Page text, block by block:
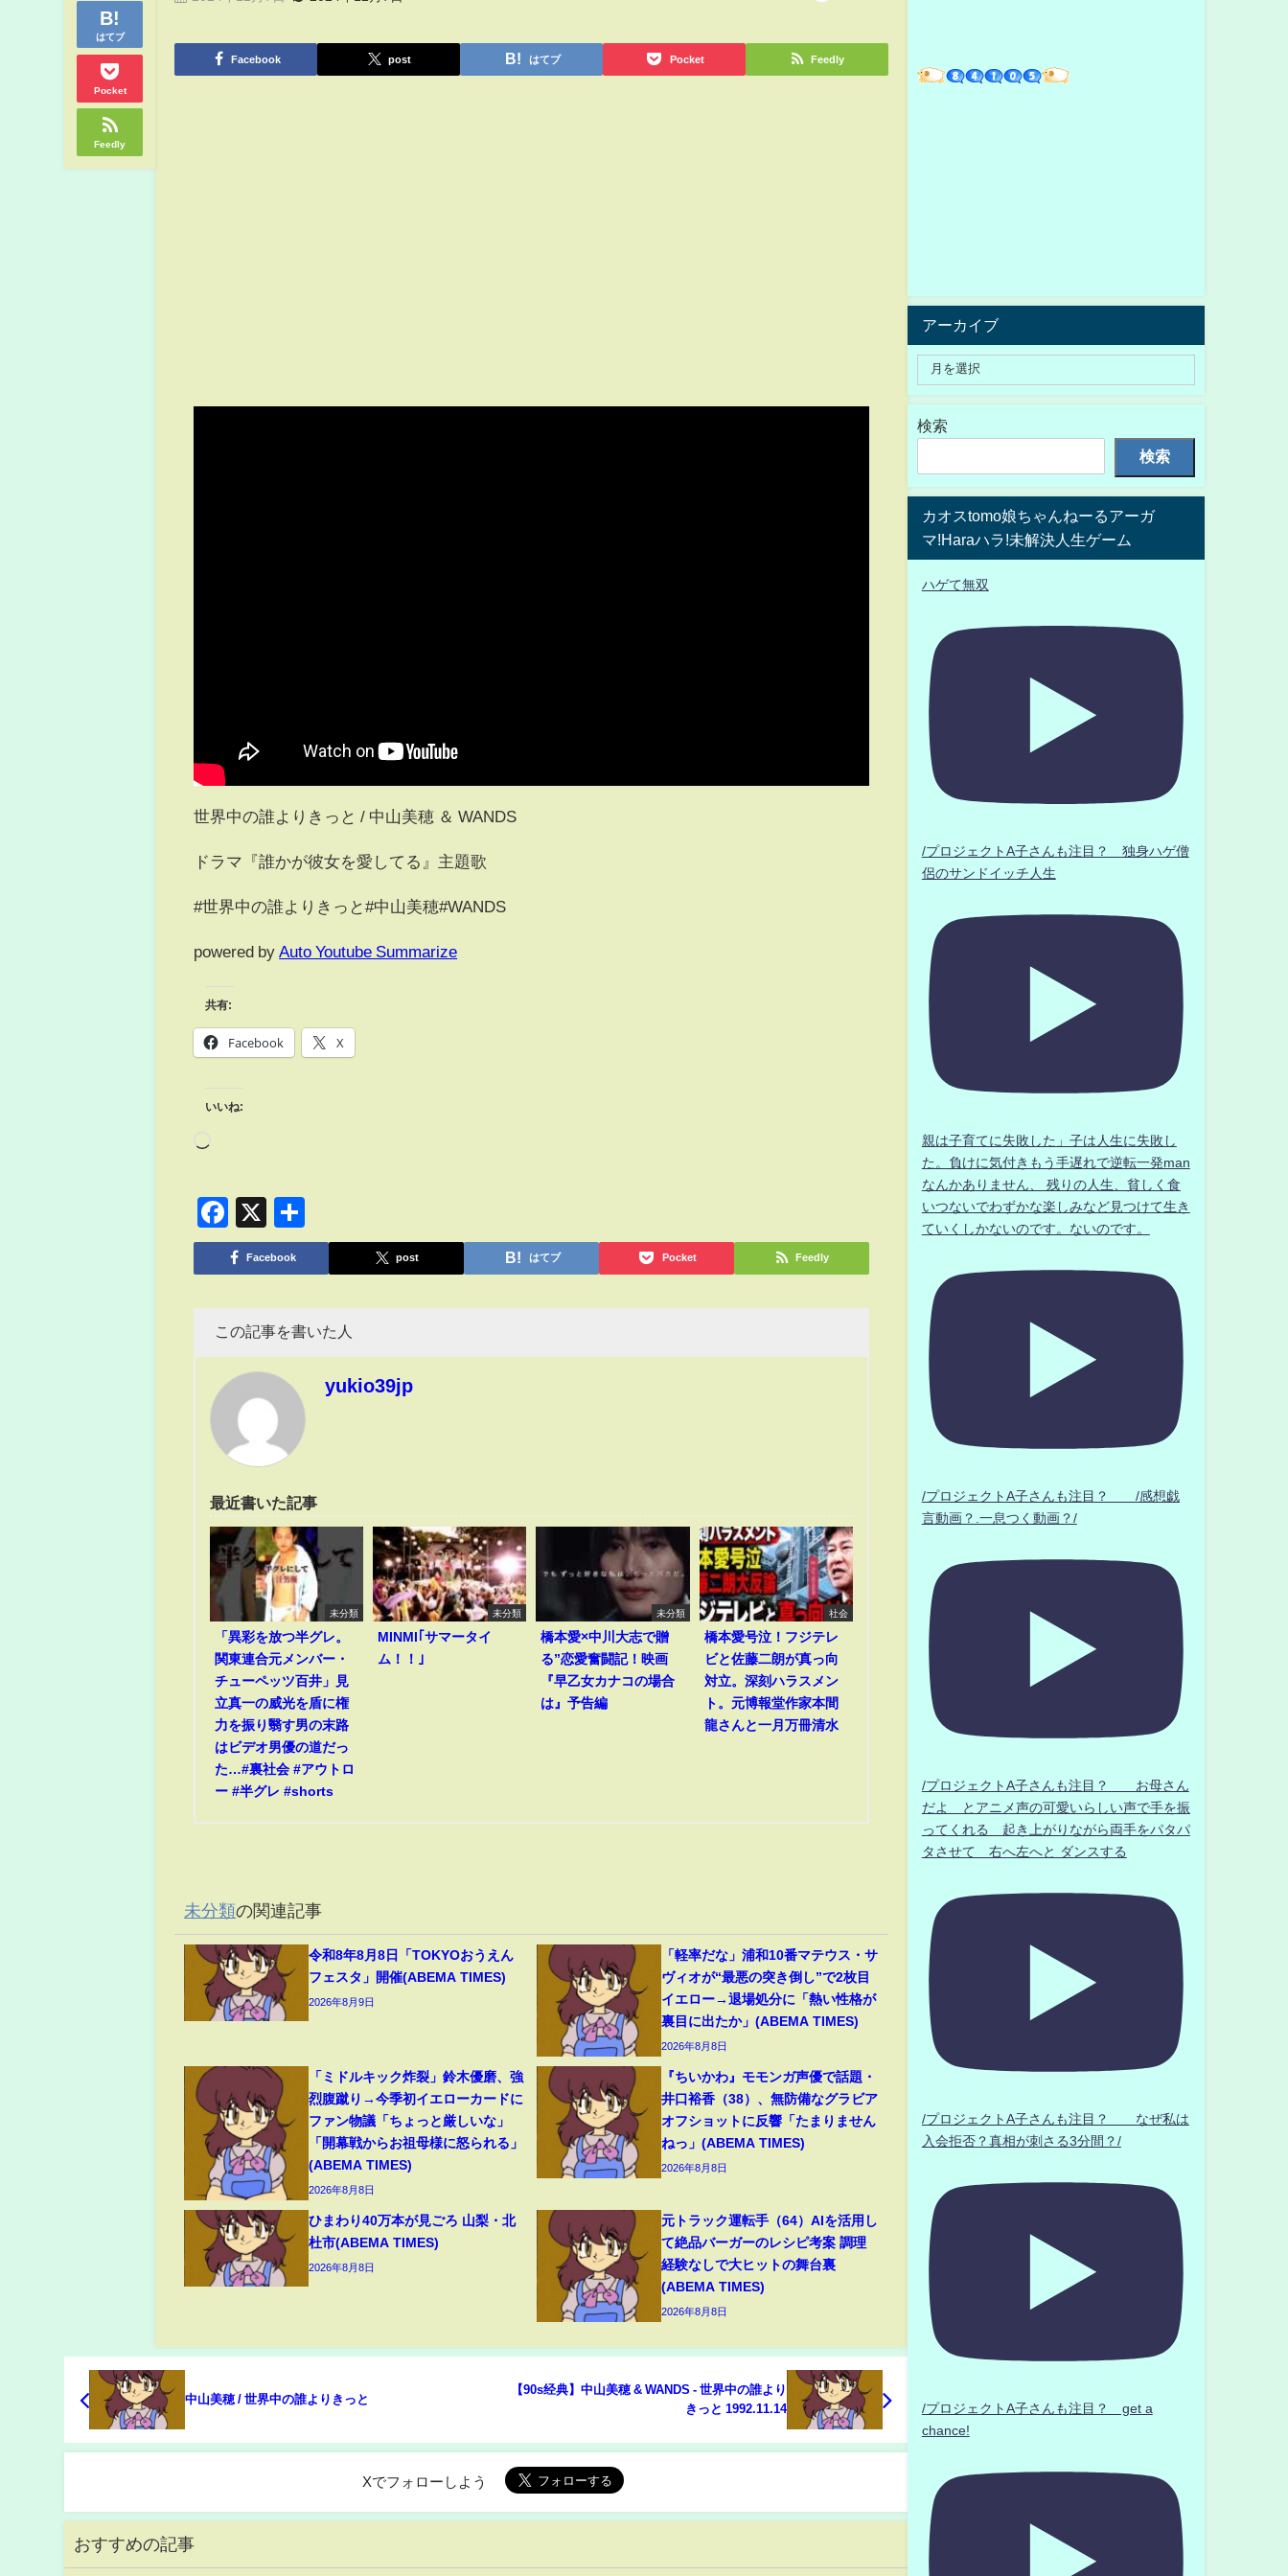
はてブ
Pocket
Feedly
Facebook post はてブ Pocket Feedly
世界中の誰よりきっと / 中山美穂 ＆ WANDS
ドラマ『誰かが彼女を愛してる』主題歌
#世界中の誰よりきっと#中山美穂#WANDS
powered by Auto Youtube Summarize
共有:
Facebook X
いいね:
Facebook
X
有
Facebook post はてブ Pocket Feedly
この記事を書いた人
yukio39jp
最近書いた記事
未分類
「異彩を放つ半グレ。
関東連合元メンバー・
チューペッツ百井」見
立真一の威光を盾に権
力を振り翳す男の末路
はビデオ男優の道だっ
た…#裏社会 #アウトロ
ー #半グレ #shorts
未分類
MINMI｢サマータイ
ム！！｣
未分類
橋本愛×中川大志で贈
る”恋愛奮闘記！映画
『早乙女カナコの場合
は』予告編
社会
橋本愛号泣！フジテレ
ビと佐藤二朗が真っ向
対立。深刻ハラスメン
ト。元博報堂作家本間
龍さんと一月万冊清水
未分類の関連記事
令和8年8月8日「TOKYOおうえん
フェスタ」開催(ABEMA TIMES)
2026年8月9日
「軽率だな」浦和10番マテウス・サ
ヴィオが“最悪の突き倒し”で2枚目
イエロー→退場処分に「熱い性格が
裏目に出たか」(ABEMA TIMES)
2026年8月8日
「ミドルキック炸裂」鈴木優磨、強
烈腹蹴り→今季初イエローカードに
ファン物議「ちょっと厳しいな」
「開幕戦からお祖母様に怒られる」
(ABEMA TIMES)
2026年8月8日
『ちいかわ』モモンガ声優で話題・
井口裕香（38）、無防備なグラビア
オフショットに反響「たまりません
ねっ」(ABEMA TIMES)
2026年8月8日
ひまわり40万本が見ごろ 山梨・北
杜市(ABEMA TIMES)
2026年8月8日
元トラック運転手（64）AIを活用し
て絶品バーガーのレシピ考案 調理
経験なしで大ヒットの舞台裏
(ABEMA TIMES)
2026年8月8日
中山美穂 / 世界中の誰よりきっと
【90s经典】中山美穂 & WANDS - 世界中の誰より
きっと 1992.11.14
Xでフォローしよう
おすすめの記事
アーカイブ
検索
検索
カオスtomo娘ちゃんねーるアーガ
マ!Haraハラ!未解決人生ゲーム
ハゲて無双
/プロジェクトA子さんも注目？ 独身ハゲ僧
侶のサンドイッチ人生
親は子育てに失敗した」子は人生に失敗し
た。負けに気付きもう手遅れで逆転一発man
なんかありません、 残りの人生、貧しく食
いつないでわずかな楽しみなど見つけて生き
ていくしかないのです。ないのです。
/プロジェクトA子さんも注目？ /感想戯
言動画？.一息つく動画？/
/プロジェクトA子さんも注目？ お母さん
だよ とアニメ声の可愛いらしい声で手を振
ってくれる 起き上がりながら両手をパタパ
タさせて 右へ左へと ダンスする
/プロジェクトA子さんも注目？ なぜ私は
入会拒否？真相が刺さる3分間？/
/プロジェクトA子さんも注目？ get a
chance!